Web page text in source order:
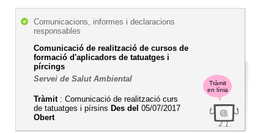
Tràmit
en línia
Comunicacions, informes i declaracions
responsables
Comunicació de realització de cursos de
formació d'aplicadors de tatuatges i
pírcings
Servei de Salut Ambiental
Tràmit: Comunicació de realització curs
de tatuatges i pírsins Des del 05/07/2017
Obert